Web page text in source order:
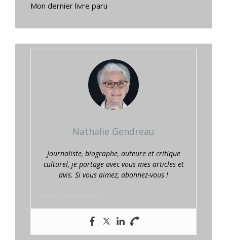
Mon dernier livre paru
Nathalie Gendreau
Journaliste, biographe, auteure et critique
culturel, je partage avec vous mes articles et
avis. Si vous aimez, abonnez-vous !